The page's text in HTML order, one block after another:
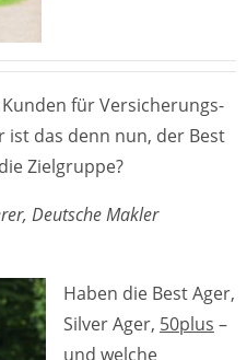
für Versicherungs-
ist das denn nun, der Best
Zielgruppe?
Deutsche Makler
Haben die Best Ager,
Silver Ager, 50plus –
und welche